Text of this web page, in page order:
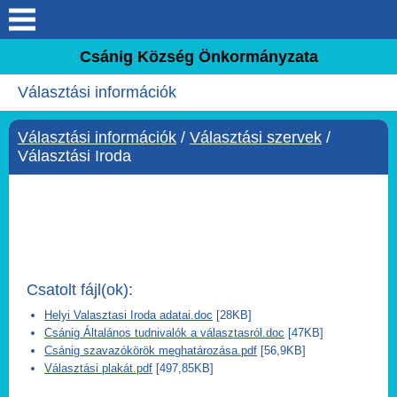
Keresés
Köszöntő
Elérhetőségek
Intézmények
Közérdekű adatok
Csánig Község Önkormányzata
Választási információk
Választási információk / Választási szervek /
Választási Iroda
Csatolt fájl(ok):
Helyi Valasztasi Iroda adatai.doc [28KB]
Csánig Általános tudnivalók a választasról.doc [47KB]
Csánig szavazókörök meghatározása.pdf [56,9KB]
Választási plakát.pdf [497,85KB]